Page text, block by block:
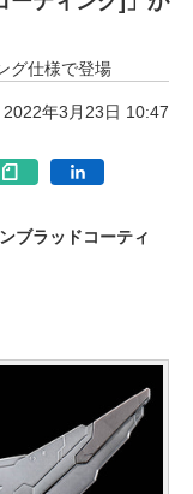
グ仕様で登場
2022年3月23日 10:47
ブラッドコーティ